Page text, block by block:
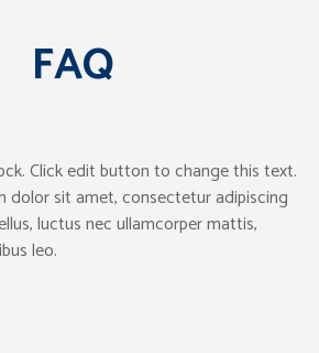
FAQ
Click edit button to change this text.
dolor sit amet, consectetur adipiscing
luctus nec ullamcorper mattis,
leo.